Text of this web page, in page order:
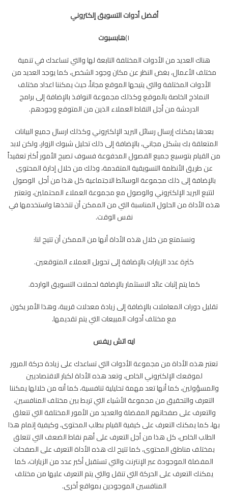
أفضلأدوات التسويق إلكتروني
١)هابسبوت
هناك العديد من الأدوات المختلفة التابعة لها والتي تساعدك في تنمية
مختلف الأعمال، بغض النظر عن مكان وجود الشخص، كما يوجد العديد من
الأدوات المختلفة والتي يتيحها الموقع مجاناً، حيث يمكننا اعداد مختلف
النماذج الخاصة بالموقع وكذلك مجموعة النوافذ بالإضافة إلى برامج
الدردشة من أجل التقاط العملاء الذين من المتوقع وجودهم.
بعدها يمكنك إرسال رسائل البريد الإلكتروني وكذلك ارسال جميع البيانات
المتعلقة بك بشكل مجاني، بالإضافة إلى ذلك تحليل شبوك الزوار، ولكن لابد
من القيام بتوسيع جميع الفصول المدفوعة فسوف تصبح الأمور أكثر تعقيداً
عن طريق الأنظمة التسويقية المتقدمة، وذلك من خلال إدارة المحتوى
بالإضافة إلى ذلك مجموعة الوسائط الاجتماعية كل هذا من أجل الوصول
لتتبع البريد الإلكتروني والوصول مع مجموعة العملاء المحتملين، وتعتبر
هذه الأداة من الحلول المناسبة التي من الممكن أن تتخذها واستخدمها في
نفس الوقت.
ونستمتع من خلال هذه الأداة أنها من الممكن أن تتيح لنا:
كثرة عدد الزيارات بالإضافة إلى تحويل العملاء المتوقعين.
كما يتم إثبات عائد الاستثمار بالإضافة لحملات التسويق الواردة.
تقليل دورات المعاملات بالإضافة إلى زيادة معدلات قريبة، وهذا الأمر يكون
مع مختلف أدوات المبيعات التي يتم تقديمها.
ايه اتش ريفس
تعتبر هذه الأداة من مجموعة الأدوات التي تساعدك على زيادة حركة المرور
لموقعك الإلكتروني الخاص، وتعد هذه الأداة لكبار الاقتصاديين
والمسؤولين، كما أنها تعد مهمة تحليلية تنافسية، كما أنه من خلالها يمكننا
التعرف والتحقيق من مجموعة الأشياء التي تربط بين مختلف المنافسين،
والتعرف على صفحاتهم المفضلة والعديد من الأمور المختلفة التي تتعلق
بها، كما يمكنك التعرف على كيفية القيام بطلب المحتوى، وكيفية إتمام هذا
الطلب الخاص، كل هذا من أجل التعرف على أهم نقاط الضعف التي تتعلق
بمختلف مناطق المحتوى، كما تتيح لك هذه الأداة التعرف على الصفحات
المفضلة الموجودة عبر الإنترنت والتي تستقبل أكبر عدد من الزيارات، كما
يمكنك التعرف على الحركة التي تنقل والتي يتم التعرف عليها من مختلف
المنافسين الموجودين بمواقع أخرى.